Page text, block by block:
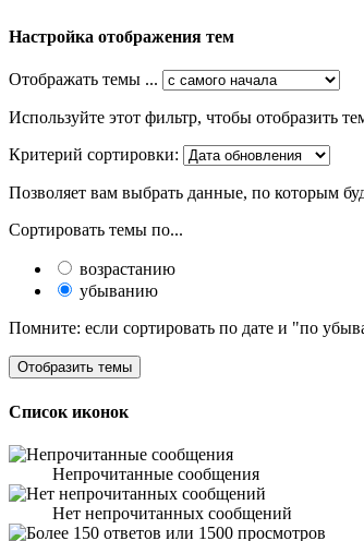
Настройка отображения тем
Отображать темы ...
Используйте этот фильтр, чтобы отобразить
Критерий сортировки:
Позволяет вам выбрать данные, по которым
Сортировать темы по...
возрастанию
убыванию
Помните: если сортировать по дате и "по
Список иконок
Непрочитанные сообщения
Нет непрочитанных сообщений